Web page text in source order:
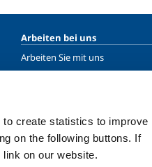
create statistics to improve
on the following buttons. If
on our website.
Arbeiten bei uns
Arbeiten Sie mit uns